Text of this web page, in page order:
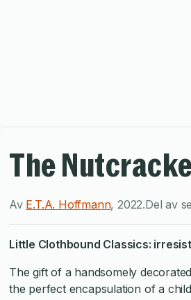
The
Av E.T.A. Hoffmann,2022.Del av
Little Clothbound Classics:
The gift of a handsomely
the perfect encapsulation of a